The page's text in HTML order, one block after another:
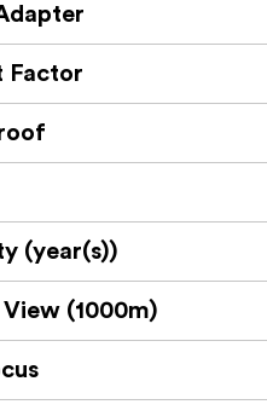
Factor
(year(s))
(1000m)